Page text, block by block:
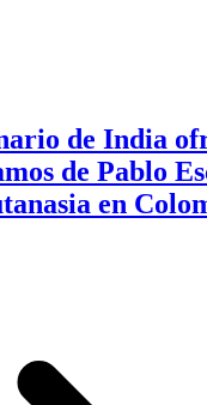
de India
de Pablo
en